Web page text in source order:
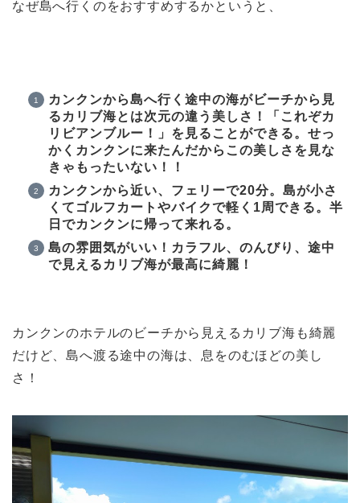
なぜ島へ行くのをおすすめするかというと、
カンクンから島へ行く途中の海がビーチから見
るカリブ海とは次元の違う美しさ！「これぞカ
リビアンブルー！」を見ることができる。せっ
かくカンクンに来たんだからこの美しさを見な
きゃもったいない！！
カンクンから近い、フェリーで20分。島が小さ
くてゴルフカートやバイクで軽く1周できる。半
日でカンクンに帰って来れる。
島の雰囲気がいい！カラフル、のんびり、途中
で見えるカリブ海が最高に綺麗！
カンクンのホテルのビーチから見えるカリブ海も綺麗
だけど、島へ渡る途中の海は、息をのむほどの美し
さ！